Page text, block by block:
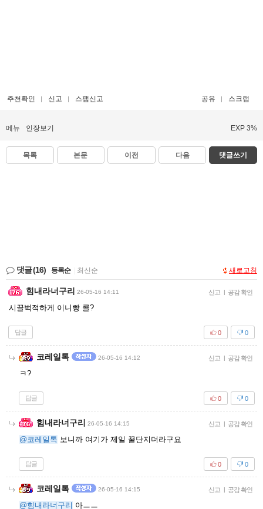
추천확인 신고 스팸신고 공유 스크랩
메뉴 인장보기 EXP 3%
목록 본문 이전 다음 댓글쓰기
댓글(16) 등록순 최신순 새로고침
힘내라너구리 26-05-16 14:11 신고 | 공감 확인
시끌벅적하게 이니빵 콜?
답글 0
0
코레일톡 26-05-16 14:12 신고 | 공감 확인
ㅋ?
답글 0
0
힘내라너구리 26-05-16 14:15 신고 | 공감 확인
@코레일톡 보니까 여기가 제일 꿀단지더라구요
답글 0
0
코레일톡 26-05-16 14:15 신고 | 공감 확인
@힘내라너구리 아ㅡㅡ